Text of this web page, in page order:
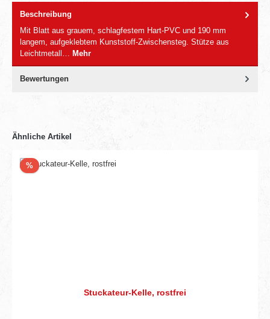
Beschreibung
Mit Blatt aus grauem, schlagfestem Hart-PVC und 190 mm
langem, aufgeklebtem Kunststoff-Zwischensteg. Stütze aus
Leichtmetall…
Mehr
Bewertungen
Ähnliche Artikel
%Rabatt
Stuckateur-Kelle, rostfrei